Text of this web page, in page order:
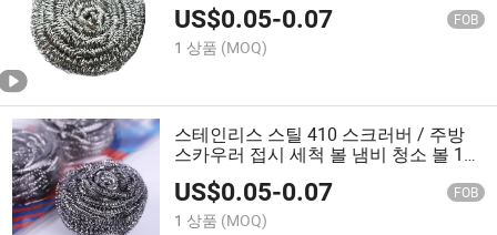
US$0.05-0.07 FOB
1 상품 (MOQ)
스테인리스 스틸 410 스크러버 / 주방
스카우러 접시 세척 볼 냄비 청소 볼 15g
4PCS
US$0.05-0.07 FOB
1 상품 (MOQ)